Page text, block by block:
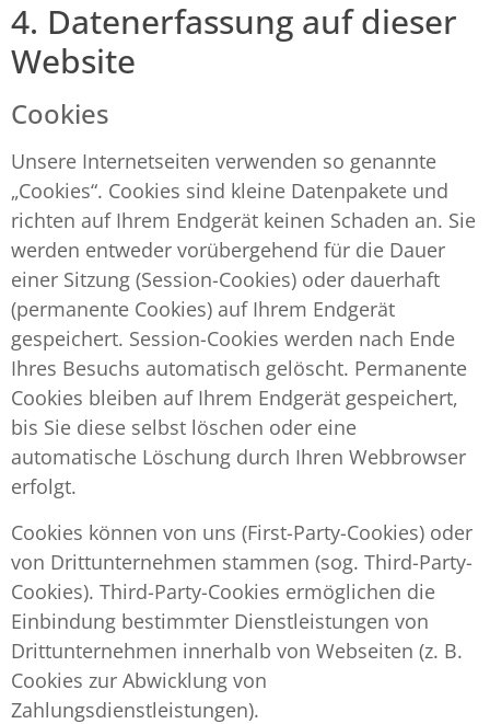
4. Datenerfassung auf dieser
Website
Cookies
Unsere Internetseiten verwenden so genannte
„Cookies“. Cookies sind kleine Datenpakete und
richten auf Ihrem Endgerät keinen Schaden an. Sie
werden entweder vorübergehend für die Dauer
einer Sitzung (Session-Cookies) oder dauerhaft
(permanente Cookies) auf Ihrem Endgerät
gespeichert. Session-Cookies werden nach Ende
Ihres Besuchs automatisch gelöscht. Permanente
Cookies bleiben auf Ihrem Endgerät gespeichert,
bis Sie diese selbst löschen oder eine
automatische Löschung durch Ihren Webbrowser
erfolgt.
Cookies können von uns (First-Party-Cookies) oder
von Drittunternehmen stammen (sog. Third-Party-
Cookies). Third-Party-Cookies ermöglichen die
Einbindung bestimmter Dienstleistungen von
Drittunternehmen innerhalb von Webseiten (z. B.
Cookies zur Abwicklung von
Zahlungsdienstleistungen).